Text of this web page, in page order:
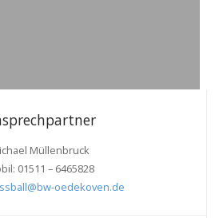
Müllenbruck
‭01511 – 6465828
oedekoven.de